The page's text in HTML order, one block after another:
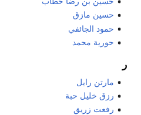
حسين مازق
حمود الجائفي
حورية محمد
ر
مارتن رايل
رزق خليل حبة
رفعت زريق